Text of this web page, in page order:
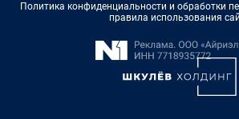
Политика конфиденциальности и обработки
правила использования